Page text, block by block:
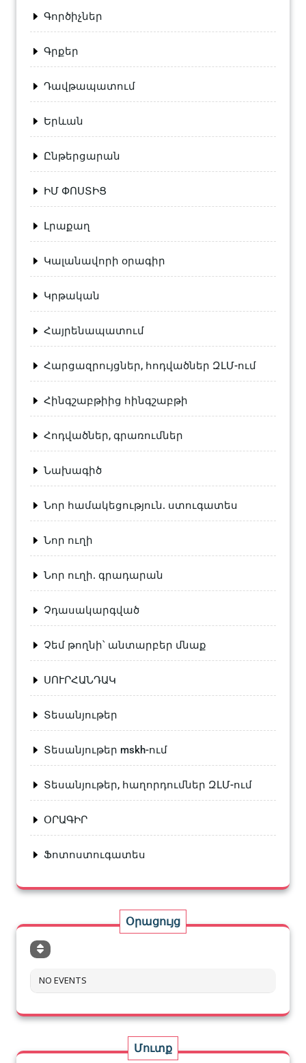
Գործիչներ
Գրքեր
Դավթապատում
Երևան
Ընթերցարան
ԻՄ ՓՈՍՏԻՑ
Լրաքաղ
Կալանավորի օրագիր
Կրթական
Հայրենապատում
Հարցազրույցներ, հոդվածներ ԶԼՄ-ում
Հինգշաբթիից հինգշաբթի
Հոդվածներ, գրառումներ
Նախագիծ
Նոր համակեցություն. ստուգատես
Նոր ուղի
Նոր ուղի. գրադարան
Չդասակարգված
Չեմ թողնի՝ անտարբեր մնաք
ՍՈՒՐՀԱՆԴԱԿ
Տեսանյութեր
Տեսանյութեր mskh-ում
Տեսանյութեր, հաղորդումներ ԶԼՄ-ում
ՕՐԱԳԻՐ
Ֆոտոստուգատես
Օրացույց
NO EVENTS
Մուտք